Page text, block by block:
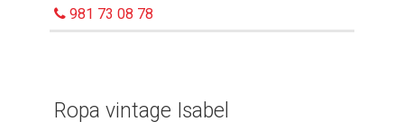
981 73 08 78
Ropa vintage Isabel